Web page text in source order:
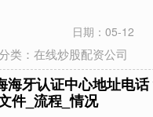
日期：05-12
类： 在线炒股配资公司
海牙认证中心地址电
件_流程_情况